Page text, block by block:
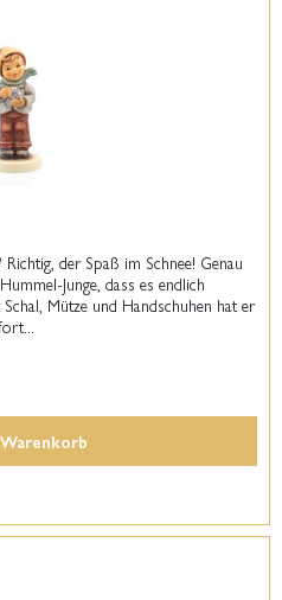
der Spaß im Schnee! Genau
Junge, dass es endlich
Mütze und Handschuhen hat er
Warenkorb